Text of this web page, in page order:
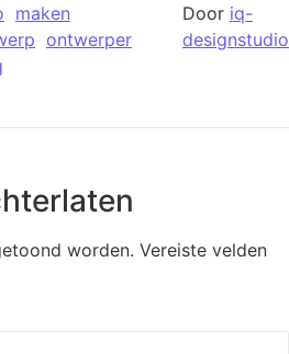
maken
ontwerper
Door iq-
designstudio
worden. Vereiste velden